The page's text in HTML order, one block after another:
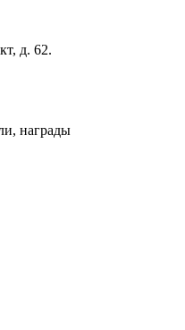
д. 62.
награды